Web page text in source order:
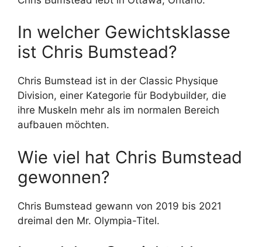
In welcher Gewichtsklasse
ist Chris Bumstead?
Chris Bumstead ist in der Classic Physique
Division, einer Kategorie für Bodybuilder, die
ihre Muskeln mehr als im normalen Bereich
aufbauen möchten.
Wie viel hat Chris Bumstead
gewonnen?
Chris Bumstead gewann von 2019 bis 2021
dreimal den Mr. Olympia-Titel.